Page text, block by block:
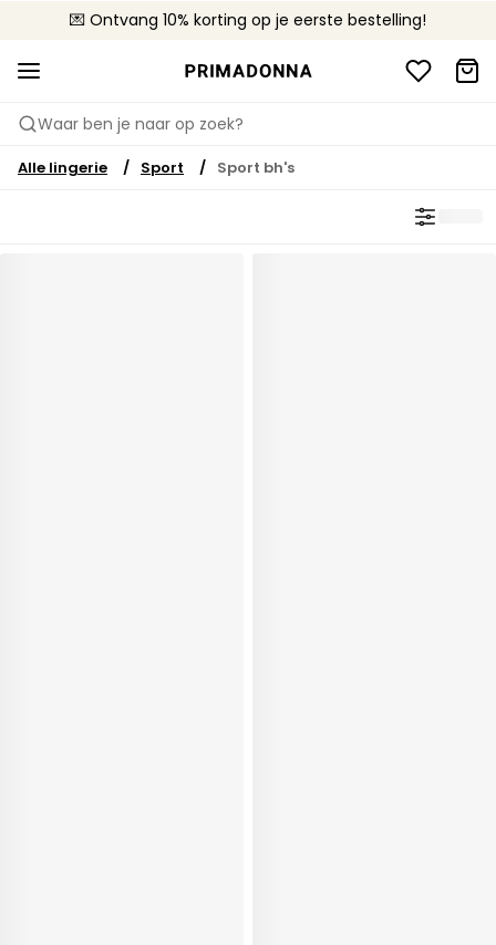
💌 Ontvang 10% korting op je eerste bestelling!
🚚 Gratis bezorging boven €90
📦 Gratis retourneren
Waar ben je naar op zoek?
Alle lingerie Sport Sport bh's